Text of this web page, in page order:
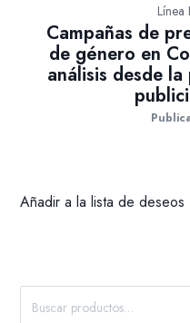
Línea
Campañas de
de género en
análisis desde
Añadir a la lista de deseos